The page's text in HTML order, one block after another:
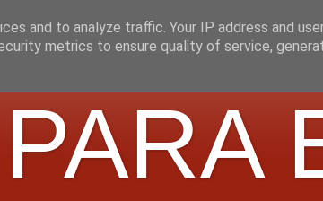
and to analyze traffic. Your IP address and
metrics to ensure quality of service,